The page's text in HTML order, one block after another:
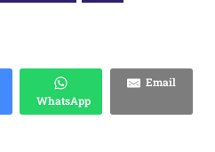
WhatsApp
Email